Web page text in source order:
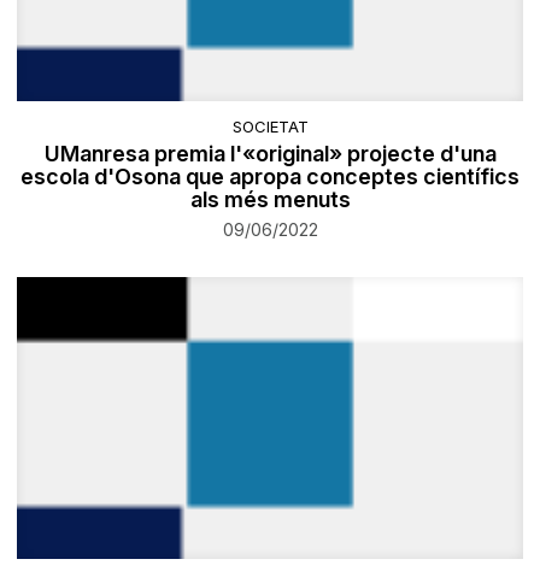
SOCIETAT
UManresa premia l'«original» projecte d'una
escola d'Osona que apropa conceptes científics
als més menuts
09/06/2022